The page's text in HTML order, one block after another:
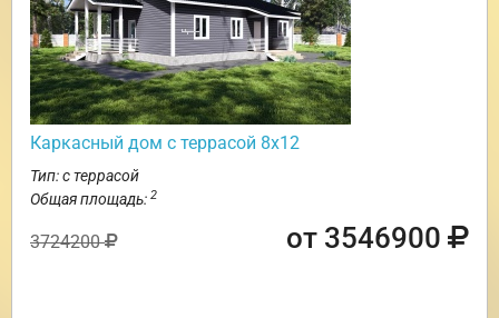
Каркасный дом с террасой 8х12
Тип: с террасой
Общая площадь: 2
3724200 от 3546900